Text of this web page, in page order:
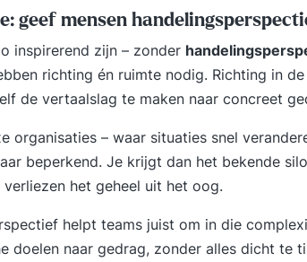
geef mensen
inspirerend zijn – zonder
richting én ruimte nodig. Richting in
de vertaalslag te maken naar concreet
organisaties – waar situaties snel
beperkend. Je krijgt dan het bekende
het geheel uit het oog.
helpt teams juist om in die
doelen naar gedrag, zonder alles dicht te